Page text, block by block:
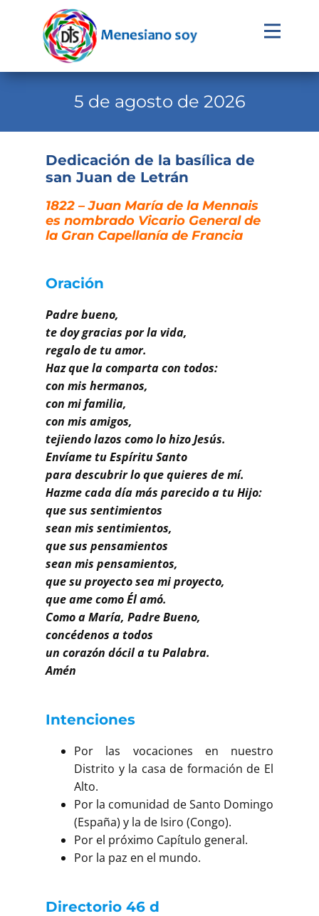
Evangelio
Institucional
Familia Menesiana
Pastoral Vocacional
Contacto
Buscar
5 de agosto de 2026
Dedicación de la basílica de
san Juan de Letrán
1822 – Juan María de la Mennais
es nombrado Vicario General de
la Gran Capellanía de Francia
Oración
Padre bueno,
te doy gracias por la vida,
regalo de tu amor.
Haz que la comparta con todos:
con mis hermanos,
con mi familia,
con mis amigos,
tejiendo lazos como lo hizo Jesús.
Envíame tu Espíritu Santo
para descubrir lo que quieres de mí.
Hazme cada día más parecido a tu Hijo:
que sus sentimientos
sean mis sentimientos,
que sus pensamientos
sean mis pensamientos,
que su proyecto sea mi proyecto,
que ame como Él amó.
Como a María, Padre Bueno,
concédenos a todos
un corazón dócil a tu Palabra.
Amén
Intenciones
Por las vocaciones en nuestro
Distrito y la casa de formación de El
Alto.
Por la comunidad de Santo Domingo
(España) y la de Isiro (Congo).
Por el próximo Capítulo general.
Por la paz en el mundo.
Directorio 46 d